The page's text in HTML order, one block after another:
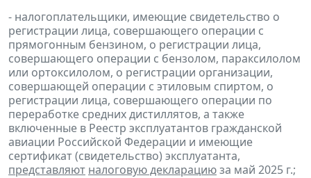
- налогоплательщики, имеющие свидетельство о
регистрации лица, совершающего операции с
прямогонным бензином, о регистрации лица,
совершающего операции с бензолом, параксилолом
или ортоксилолом, о регистрации организации,
совершающей операции с этиловым спиртом, о
регистрации лица, совершающего операции по
переработке средних дистиллятов, а также
включенные в Реестр эксплуатантов гражданской
авиации Российской Федерации и имеющие
сертификат (свидетельство) эксплуатанта,
представляют налоговую декларациюза май 2025 г.;